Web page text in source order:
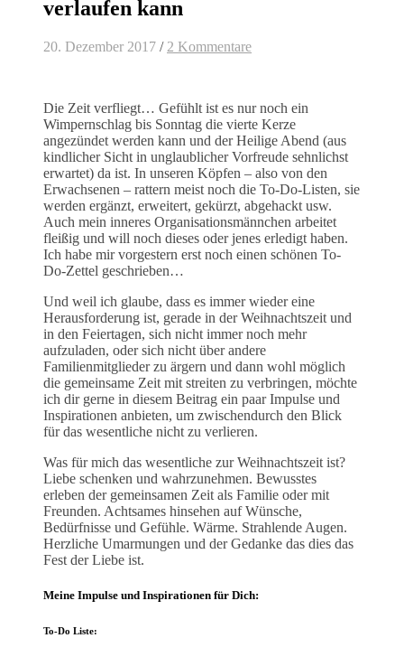
verlaufen kann
20. Dezember 2017 / 2 Kommentare
Die Zeit verfliegt… Gefühlt ist es nur noch ein
Wimpernschlag bis Sonntag die vierte Kerze
angezündet werden kann und der Heilige Abend (aus
kindlicher Sicht in unglaublicher Vorfreude sehnlichst
erwartet) da ist. In unseren Köpfen – also von den
Erwachsenen – rattern meist noch die To-Do-Listen, sie
werden ergänzt, erweitert, gekürzt, abgehackt usw.
Auch mein inneres Organisationsmännchen arbeitet
fleißig und will noch dieses oder jenes erledigt haben.
Ich habe mir vorgestern erst noch einen schönen To-
Do-Zettel geschrieben…
Und weil ich glaube, dass es immer wieder eine
Herausforderung ist, gerade in der Weihnachtszeit und
in den Feiertagen, sich nicht immer noch mehr
aufzuladen, oder sich nicht über andere
Familienmitglieder zu ärgern und dann wohl möglich
die gemeinsame Zeit mit streiten zu verbringen, möchte
ich dir gerne in diesem Beitrag ein paar Impulse und
Inspirationen anbieten, um zwischendurch den Blick
für das wesentliche nicht zu verlieren.
Was für mich das wesentliche zur Weihnachtszeit ist?
Liebe schenken und wahrzunehmen. Bewusstes
erleben der gemeinsamen Zeit als Familie oder mit
Freunden. Achtsames hinsehen auf Wünsche,
Bedürfnisse und Gefühle. Wärme. Strahlende Augen.
Herzliche Umarmungen und der Gedanke das dies das
Fest der Liebe ist.
Meine Impulse und Inspirationen für Dich:
To-Do Liste: